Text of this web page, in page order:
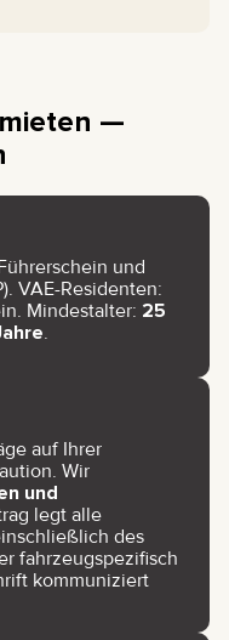
—
und
VAE-Residenten:
Mindestalter: 25
.
auf Ihrer
Wir
und
legt alle
des
fahrzeugspezifisch
kommuniziert